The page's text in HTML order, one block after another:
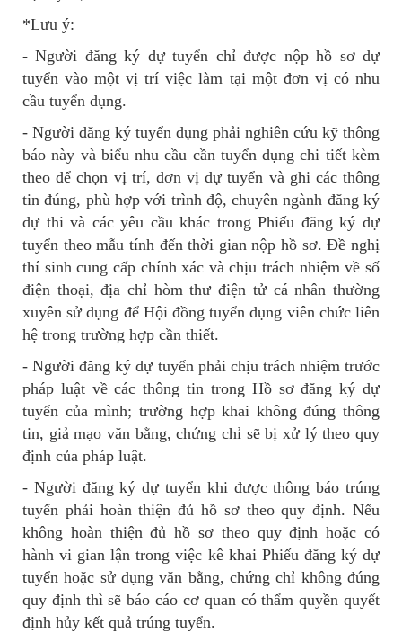
*Lưu ý:
- Người đăng ký dự tuyển chỉ được nộp hồ sơ dự
tuyển vào một vị trí việc làm tại một đơn vị có nhu
cầu tuyển dụng.
- Người đăng ký tuyển dụng phải nghiên cứu kỹ thông
báo này và biểu nhu cầu cần tuyển dụng chi tiết kèm
theo để chọn vị trí, đơn vị dự tuyển và ghi các thông
tin đúng, phù hợp với trình độ, chuyên ngành đăng ký
dự thi và các yêu cầu khác trong Phiếu đăng ký dự
tuyển theo mẫu tính đến thời gian nộp hồ sơ. Đề nghị
thí sinh cung cấp chính xác và chịu trách nhiệm về số
điện thoại, địa chỉ hòm thư điện tử cá nhân thường
xuyên sử dụng để Hội đồng tuyển dụng viên chức liên
hệ trong trường hợp cần thiết.
- Người đăng ký dự tuyển phải chịu trách nhiệm trước
pháp luật về các thông tin trong Hồ sơ đăng ký dự
tuyển của mình; trường hợp khai không đúng thông
tin, giả mạo văn bằng, chứng chỉ sẽ bị xử lý theo quy
định của pháp luật.
- Người đăng ký dự tuyển khi được thông báo trúng
tuyển phải hoàn thiện đủ hồ sơ theo quy định. Nếu
không hoàn thiện đủ hồ sơ theo quy định hoặc có
hành vi gian lận trong việc kê khai Phiếu đăng ký dự
tuyển hoặc sử dụng văn bằng, chứng chỉ không đúng
quy định thì sẽ báo cáo cơ quan có thẩm quyền quyết
định hủy kết quả trúng tuyển.